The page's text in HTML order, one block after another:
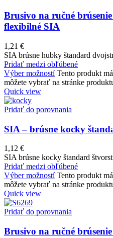
Brusivo na ručné
flexibilné SIA
1,21 €
SIA brúsne hubky štandard
Pridať medzi obľúbené
Výber možností Tento produkt
môžete vybrať na stránke
Quick view
Pridať do porovnania
SIA – brúsne kocky
1,12 €
SIA brúsne kocky štandard
Pridať medzi obľúbené
Výber možností Tento produkt
môžete vybrať na stránke
Quick view
Pridať do porovnania
Brusivo na ručné